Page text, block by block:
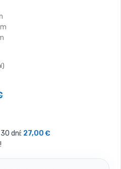
dní: 27,00 €
!